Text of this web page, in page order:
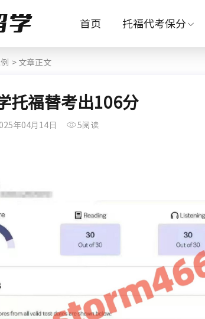
首页 托福代考保分
> 文章正文
托福替考出106分
年04月14日 5阅读